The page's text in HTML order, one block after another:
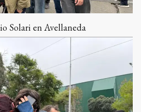
Solari en Avellaneda